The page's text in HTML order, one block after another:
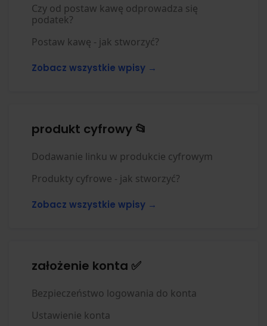
Czy od postaw kawę odprowadza się
podatek?
Postaw kawę - jak stworzyć?
Zobacz wszystkie wpisy →
produkt cyfrowy 📂
Dodawanie linku w produkcie cyfrowym
Produkty cyfrowe - jak stworzyć?
Zobacz wszystkie wpisy →
założenie konta ✅
Bezpieczeństwo logowania do konta
Ustawienie konta